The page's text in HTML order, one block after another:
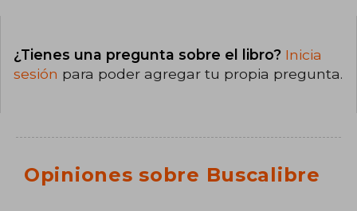
¿Tienes una pregunta sobre el libro? Inicia
sesión para poder agregar tu propia pregunta.
Opiniones sobre Buscalibre